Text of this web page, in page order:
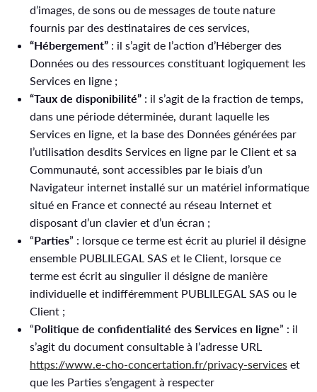
d’images, de sons ou de messages de toute nature
fournis par des destinataires de ces services,
“Hébergement” : il s’agit de l’action d’Héberger des
Données ou des ressources constituant logiquement les
Services en ligne ;
“Taux de disponibilité” : il s’agit de la fraction de temps,
dans une période déterminée, durant laquelle les
Services en ligne, et la base des Données générées par
l’utilisation desdits Services en ligne par le Client et sa
Communauté, sont accessibles par le biais d’un
Navigateur internet installé sur un matériel informatique
situé en France et connecté au réseau Internet et
disposant d’un clavier et d’un écran ;
“Parties” : lorsque ce terme est écrit au pluriel il désigne
ensemble PUBLILEGAL SAS et le Client, lorsque ce
terme est écrit au singulier il désigne de manière
individuelle et indifféremment PUBLILEGAL SAS ou le
Client ;
“Politique de confidentialité des Services en ligne” : il
s’agit du document consultable à l’adresse URL
https://www.e-cho-concertation.fr/privacy-services et
que les Parties s’engagent à respecter